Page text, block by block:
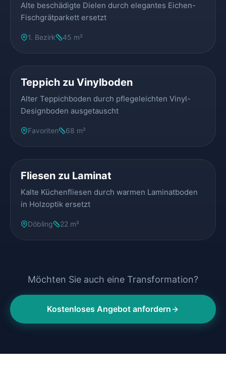
Alte beschädigte Dielen durch elegantes Eichen-
Fischgrätparkett ersetzt
1. Bezirk 45 m²
Teppich zu Vinylboden
Alter Teppichboden durch pflegeleichten Vinyl-
Designboden ausgetauscht
Favoriten 68 m²
Fliesen zu Laminat
Kalte Küchenfliesen durch warmen Laminatboden
in Holzoptik ersetzt
Döbling 22 m²
Möchten Sie auch eine Transformation?
Kostenloses Angebot anfordern